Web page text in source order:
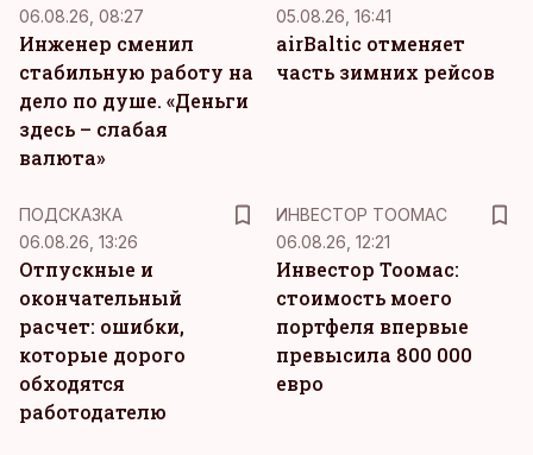
06.08.26, 08:27
Инженер сменил
стабильную работу на
дело по душе. «Деньги
здесь – слабая
валюта»
05.08.26, 16:41
airBaltic отменяет
часть зимних рейсов
ПОДСКАЗКА
06.08.26, 13:26
Отпускные и
окончательный
расчет: ошибки,
которые дорого
обходятся
работодателю
ИНВЕСТОР ТООМАС
06.08.26, 12:21
Инвестор Тоомас:
стоимость моего
портфеля впервые
превысила 800 000
евро